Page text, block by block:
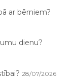
ar bērniem?
dienu?
28/07/2026